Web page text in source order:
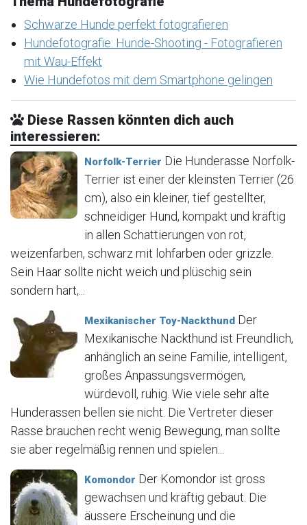
Schwarze Hunde perfekt fotografieren
Hundefotografie: Hunde-Shooting - Fotografieren
mit Wau-Effekt
Wie Hundefotos mit dem Smartphone gelingen
Diese Rassen könnten dich auch
interessieren:
Norfolk-Terrier Die Hunderasse Norfolk-
Terrier ist einer der kleinsten Terrier (26
cm), also ein kleiner, tief gestellter,
schneidiger Hund, kompakt und kräftig
in allen Schattierungen von rot,
weizenfarben, schwarz mit lohfarben oder grizzle.
Sein Haar sollte nicht weich und plüschig sein
sondern hart,...
Mexikanischer Toy-Nackthund Der
Mexikanische Nackthund ist Freundlich,
anhänglich an seine Familie, intelligent,
großes Anpassungsvermögen,
würdevoll, ruhig. Wie viele sehr alte
Hunderassen bellen sie nicht. Die Vertreter dieser
Rasse brauchen recht wenig Bewegung, man sollte
sie aber regelmäßig rennen und spielen...
Komondor Der Komondor ist gross
gewachsen und kräftig gebaut. Die
äussere Erscheinung und die